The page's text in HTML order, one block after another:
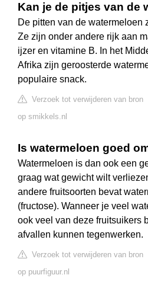
Kan je de pitjes van de
De pitten van de watermeloen
Ze zijn onder andere rijk aan
ijzer en vitamine B. In het
Afrika zijn geroosterde
populaire snack.
Verzoek tot verwijderen van bron
op smikkels.nl
Is watermeloen goed
Watermeloen is dan ook een
graag wat gewicht wilt
andere fruitsoorten bevat
(fructose). Wanneer je veel
ook veel van deze fruitsuikers
afvallen kunnen tegenwerken.
Verzoek tot verwijderen van bron
op puurfiguur.nl